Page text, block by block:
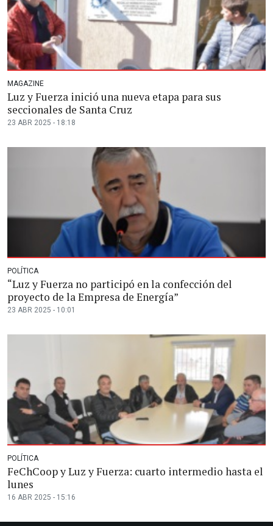
MAGAZINE
Luz y Fuerza inició una nueva etapa para sus
seccionales de Santa Cruz
23 ABR 2025 - 18:18
POLÍTICA
“Luz y Fuerza no participó en la confección del
proyecto de la Empresa de Energía”
23 ABR 2025 - 10:01
POLÍTICA
FeChCoop y Luz y Fuerza: cuarto intermedio hasta el
lunes
16 ABR 2025 - 15:16